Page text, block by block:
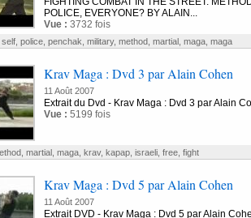
POLICE, EVERYONE? BY ALAIN...
Vue : 3732 fois
self, police, penchak military, method, martial, maga, maga
Krav Maga : Dvd 3 par Alain Cohen
11 Août 2007
Extrait du Dvd - Krav Maga : Dvd 3 par Alain
Vue : 5199 fois
, martial, maga, krav, kapap, israeli, free, fight
Krav Maga : Dvd 5 par Alain Cohen
11 Août 2007
Extrait DVD - Krav Maga : Dvd 5 par Alain